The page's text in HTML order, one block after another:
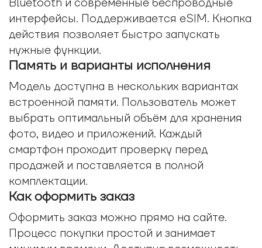
интерфейсы. Поддерживается eSIM. Кнопка
действия позволяет быстро запускать
нужные функции.
Память и варианты исполнения
Модель доступна в нескольких вариантах
встроенной памяти. Пользователь может
выбрать оптимальный объём для хранения
фото, видео и приложений. Каждый
смартфон проходит проверку перед
продажей и поставляется в полной
комплектации.
Как оформить заказ
Оформить заказ можно прямо на сайте.
Процесс покупки простой и занимает